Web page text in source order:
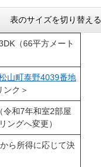
表のサイズを切り替える
（66平方メート
山町泰野4039番地
ンク＞
令和7年和室2部屋
ングへ変更）
ら所得に応じて決